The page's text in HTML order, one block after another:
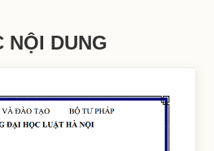
NỘI DUNG